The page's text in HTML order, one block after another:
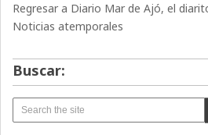
Regresar a Diario Mar de Ajó, el
Noticias atemporales
Buscar: